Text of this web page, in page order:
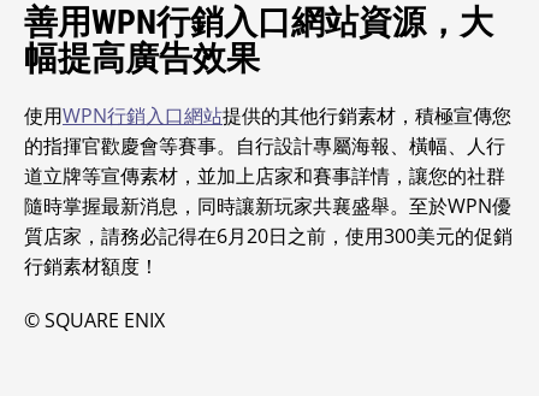
善用WPN行銷入口網站資源，大
幅提高廣告效果
使用WPN行銷入口網站提供的其他行銷素材，積極宣傳您
的指揮官歡慶會等賽事。自行設計專屬海報、橫幅、人行
道立牌等宣傳素材，並加上店家和賽事詳情，讓您的社群
隨時掌握最新消息，同時讓新玩家共襄盛舉。至於WPN優
質店家，請務必記得在6月20日之前，使用300美元的促銷
行銷素材額度！
© SQUARE ENIX